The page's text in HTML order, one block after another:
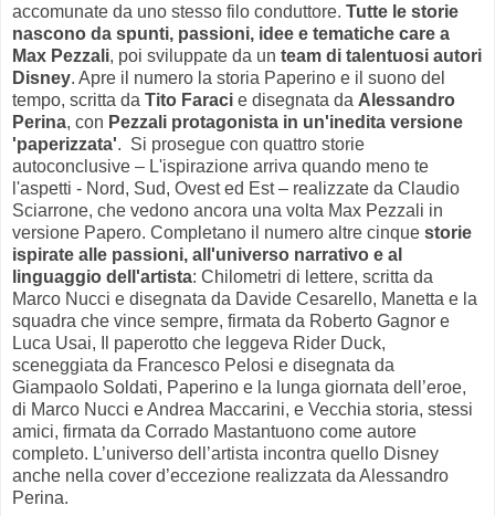
accomunate da uno stesso filo conduttore. Tutte le storie
nascono da spunti, passioni, idee e tematiche care a
Max Pezzali, poi sviluppate da un team di talentuosi autori
Disney. Apre il numero la storia Paperino e il suono del
tempo, scritta da Tito Faraci e disegnata da Alessandro
Perina, con Pezzali protagonista in un'inedita versione
'paperizzata'. Si prosegue con quattro storie
autoconclusive – L'ispirazione arriva quando meno te
l'aspetti - Nord, Sud, Ovest ed Est – realizzate da Claudio
Sciarrone, che vedono ancora una volta Max Pezzali in
versione Papero. Completano il numero altre cinque storie
ispirate alle passioni, all'universo narrativo e al
linguaggio dell'artista: Chilometri di lettere, scritta da
Marco Nucci e disegnata da Davide Cesarello, Manetta e la
squadra che vince sempre, firmata da Roberto Gagnor e
Luca Usai, Il paperotto che leggeva Rider Duck,
sceneggiata da Francesco Pelosi e disegnata da
Giampaolo Soldati, Paperino e la lunga giornata dell’eroe,
di Marco Nucci e Andrea Maccarini, e Vecchia storia, stessi
amici, firmata da Corrado Mastantuono come autore
completo. L’universo dell’artista incontra quello Disney
anche nella cover d’eccezione realizzata da Alessandro
Perina.